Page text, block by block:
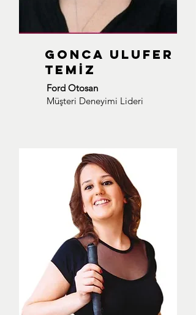
GONCA ULUFER
TEMİZ
Ford Otosan
Müşteri Deneyimi Lideri